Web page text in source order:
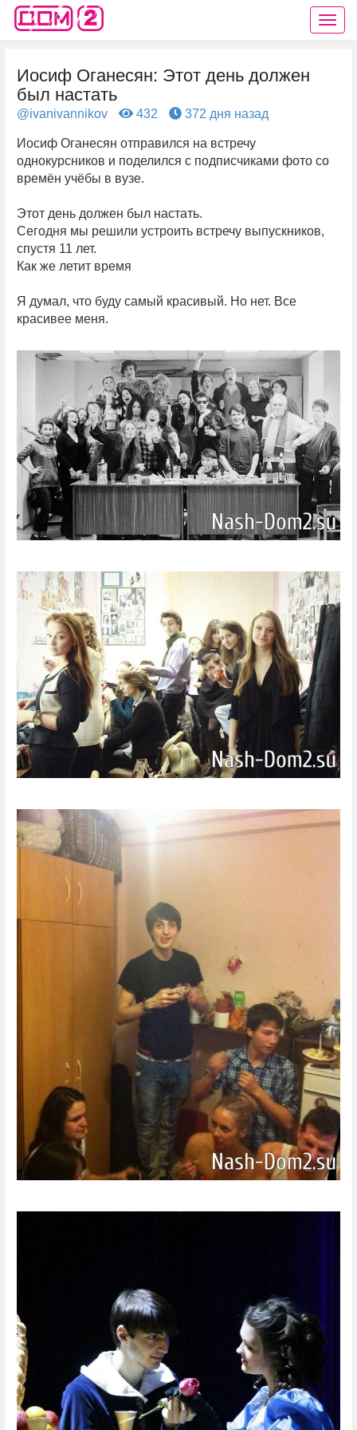
Иосиф Оганесян: Этот день должен
был настать
@ivanivannikov 432 372 дня назад
Иосиф Оганесян отправился на встречу
однокурсников и поделился с подписчиками фото со
времён учёбы в вузе.
Этот день должен был настать.
Сегодня мы решили устроить встречу выпускников,
спустя 11 лет.
Как же летит время
Я думал, что буду самый красивый. Но нет. Все
красивее меня.